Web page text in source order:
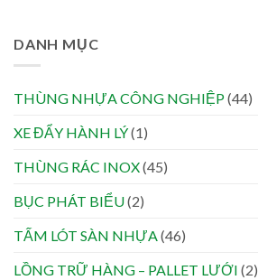
DANH MỤC
THÙNG NHỰA CÔNG NGHIỆP(44)
XE ĐẨY HÀNH LÝ(1)
THÙNG RÁC INOX(45)
BỤC PHÁT BIỂU(2)
TẤM LÓT SÀN NHỰA(46)
LỒNG TRỮ HÀNG – PALLET LƯỚI (2)